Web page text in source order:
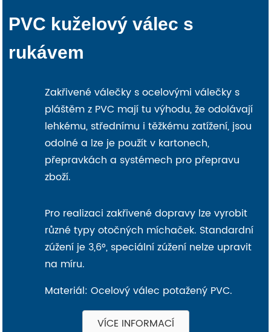
PVC kuželový válec s
rukávem
Zakřivené válečky s ocelovými válečky s
pláštěm z PVC mají tu výhodu, že odolávají
lehkému, střednímu i těžkému zatížení, jsou
odolné a lze je použít v kartonech,
přepravkách a systémech pro přepravu
zboží.
Pro realizaci zakřivené dopravy lze vyrobit
různé typy otočných míchaček. Standardní
zúžení je 3,6°, speciální zúžení nelze upravit
na míru.
Materiál: Ocelový válec potažený PVC.
VÍCE INFORMACÍ